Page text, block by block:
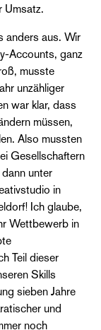
Umsatz.
anders aus. Wir
Accounts, ganz
musste
unzähliger
war klar, dass
müssen,
Also mussten
Gesellschaftern
unter
in
Ich glaube,
Wettbewerb in
Teil dieser
Skills
sieben Jahre
und
noch